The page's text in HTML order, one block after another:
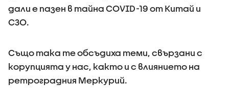
дали е пазен в тайна COVID-19 от Китай и
СЗО.
Също така те обсъдиха теми, свързани с
корупцията у нас, както и с влиянието на
ретроградния Меркурий.